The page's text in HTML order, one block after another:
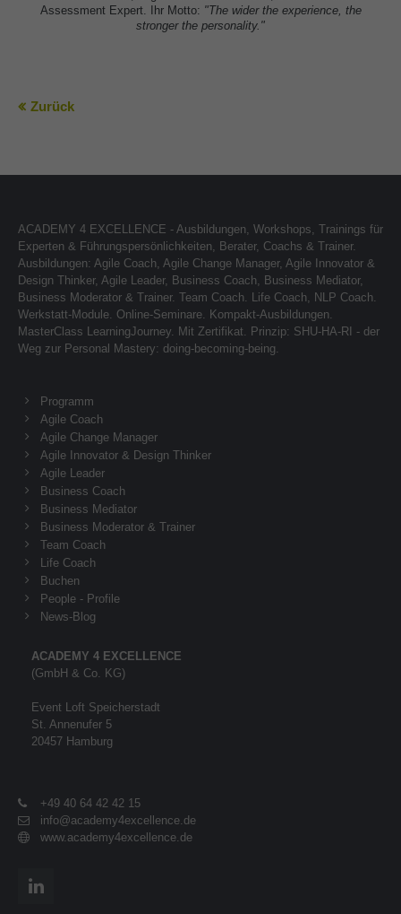
Assessment Expert. Ihr Motto: "The wider the experience, the
stronger the personality."
Zurück
ACADEMY 4 EXCELLENCE - Ausbildungen, Workshops, Trainings für
Experten & Führungspersönlichkeiten, Berater, Coachs & Trainer.
Ausbildungen: Agile Coach, Agile Change Manager, Agile Innovator &
Design Thinker, Agile Leader, Business Coach, Business Mediator,
Business Moderator & Trainer. Team Coach. Life Coach, NLP Coach.
Werkstatt-Module. Online-Seminare. Kompakt-Ausbildungen.
MasterClass LearningJourney. Mit Zertifikat. Prinzip: SHU-HA-RI - der
Weg zur Personal Mastery: doing-becoming-being.
Programm
Agile Coach
Agile Change Manager
Agile Innovator & Design Thinker
Agile Leader
Business Coach
Business Mediator
Business Moderator & Trainer
Team Coach
Life Coach
Buchen
People - Profile
News-Blog
ACADEMY 4 EXCELLENCE
(GmbH & Co. KG)
Event Loft Speicherstadt
St. Annenufer 5
20457 Hamburg
+49 40 64 42 42 15
info@academy4excellence.de
www.academy4excellence.de